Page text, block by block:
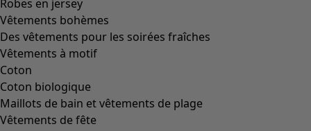
Robes en jersey
Vêtements bohèmes
Des vêtements pour les soirées fraîches
Vêtements à motif
Coton
Coton biologique
Maillots de bain et vêtements de plage
Vêtements de fête